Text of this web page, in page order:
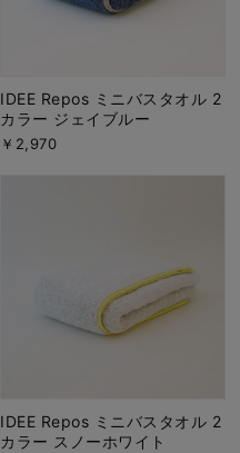
IDEE Repos ミニバスタオル 2
カラー ジェイブルー
￥2,970
IDEE Repos ミニバスタオル 2
カラー スノーホワイト